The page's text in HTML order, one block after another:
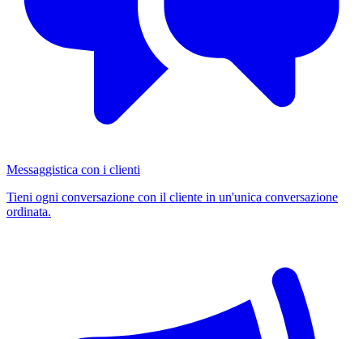
Messaggistica con i clienti
Tieni ogni conversazione con il cliente in un'unica conversazione
ordinata.